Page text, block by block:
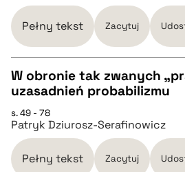
pobierz cytat
BIBTEX
pobierz cytat
Pełny tekst Zacytuj
CZYSTY TEKST
pobierz cytat
W obronie tak zwanych
uzasadnień probabilizmu
s. 49 - 78
Patryk Dziurosz-Serafinowicz
Pełny tekst Zacytuj